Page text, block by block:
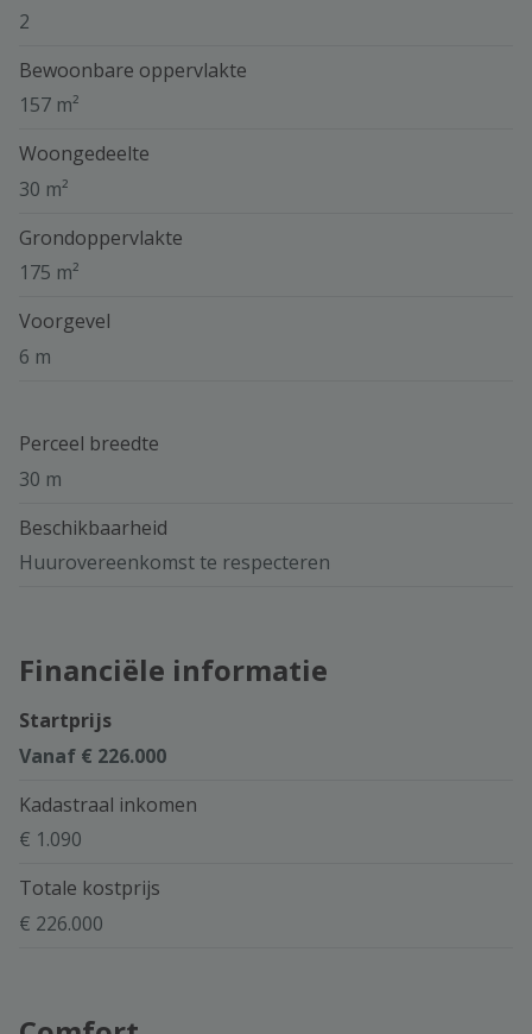
2
Bewoonbare oppervlakte
157 m²
Woongedeelte
30 m²
Grondoppervlakte
175 m²
Voorgevel
6 m
Perceel breedte
30 m
Beschikbaarheid
Huurovereenkomst te respecteren
Financiële informatie
Startprijs
Vanaf € 226.000
Kadastraal inkomen
€ 1.090
Totale kostprijs
€ 226.000